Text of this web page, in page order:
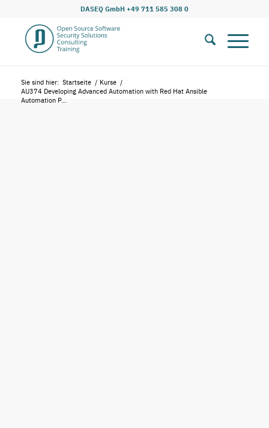
DASEQ GmbH +49 711 585 308 0
Sie sind hier: Startseite / Kurse /
AU374 Developing Advanced Automation with Red Hat Ansible
Automation P...